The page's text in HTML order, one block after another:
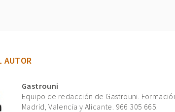
AUTOR
Gastrouni
Equipo de redacción de Gastrouni.
Madrid, Valencia y Alicante. 966 305 665.